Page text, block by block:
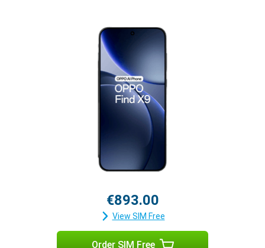
€893.00
View SIM Free
Order SIM Free